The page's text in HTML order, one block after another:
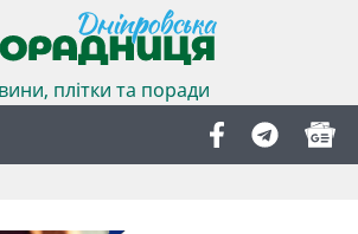
плітки та поради